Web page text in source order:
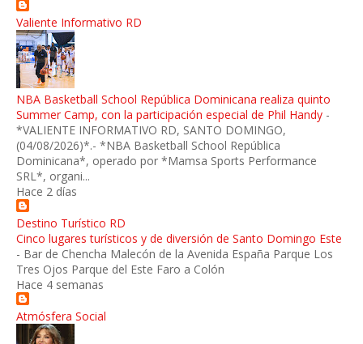
Valiente Informativo RD
NBA Basketball School República Dominicana realiza quinto
Summer Camp, con la participación especial de Phil Handy -
*VALIENTE INFORMATIVO RD, SANTO DOMINGO,
(04/08/2026)*.- *NBA Basketball School República
Dominicana*, operado por *Mamsa Sports Performance
SRL*, organi...
Hace 2 días
Destino Turístico RD
Cinco lugares turísticos y de diversión de Santo Domingo Este
- Bar de Chencha Malecón de la Avenida España Parque Los
Tres Ojos Parque del Este Faro a Colón
Hace 4 semanas
Atmósfera Social